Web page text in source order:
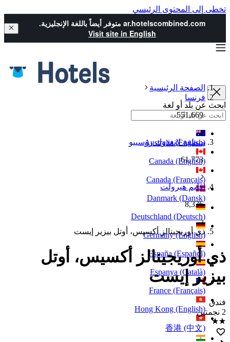
تخطى إلى المحتوى الرئيسي
ar.hotelscombined.com متوفر أيضاً باللغة الإنجليزية.
Visit site in English
ابحث عن بلد أو لغة
Australia (English)
Canada (English)
Canada (Français)
Danmark (Dansk)
Deutschland (Deutsch)
Germany (English)
España (Español)
Espanya (Català)
France (Français)
Hong Kong (English)
香港 (中文)
الصفحة الرئيسية
فرنسا
551,669
منطقة لانغدوك روسييو
61,773
إقليم هيرولت
8,336
ذي أوريجينالز أكسيس، أوتل بيزير إيست
ذي أوريجينالز أكسيس، أوتل
بيزير إيست
فندق
2 نجمتين